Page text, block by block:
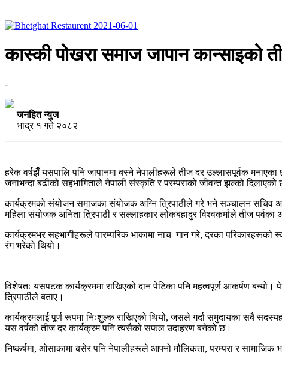
कास्की पोखरा समाज जापान कान्साइको
-
जनहित न्युज
भाद्र १ गते २०८२
हरेक वर्षझैँ यसपालि पनि जापानमा बस्ने नेपालीहरूले तीज दर उल्लासपूर्वक
जनाभन्दा बढीको सहभागिताले नेपाली संस्कृति र परम्पराको जीवन्त झल्को दिलाएको
कार्यक्रमको संयोजन समाजका संयोजक अग्नि त्रिपाठीले गरे भने सञ्चालन सचिव
महिला संयोजक अनिता त्रिपाठी र सल्लाहकार लोकबहादुर विश्वकर्माले तीज
कार्यक्रमभर सहभागीहरूले पारम्परिक भाकामा नाच–गान गरे, दरका परिकारहरूको
रंग भरेको थियो।
विशेषतः यसपटक कार्यक्रममा राखिएको दान पेटिका पनि महत्वपूर्ण आकर्षण
त्रिपाठीले बताए।
कार्यक्रमलाई पूर्ण रूपमा निःशुल्क राखिएको थियो, जसले गर्दा समुदायका सबै
यस वर्षको तीज दर कार्यक्रम पनि त्यसैको सफल उदाहरण बनेको छ।
निष्कर्षमा, ओसाकामा बसेर पनि नेपालीहरूले आफ्नो मौलिकता, परम्परा र सामाजिक